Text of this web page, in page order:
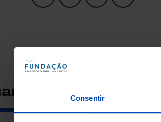
Consentir
a pesquisar